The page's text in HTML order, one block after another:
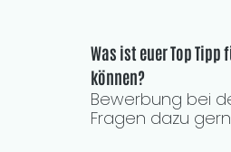
Was ist euer Top
können?
Bewerbung bei
Fragen dazu